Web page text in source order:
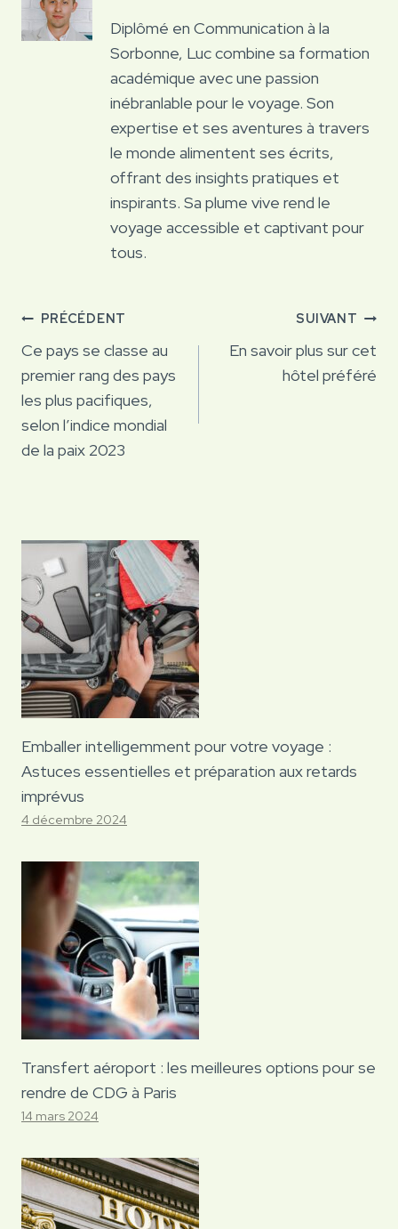
Diplômé en Communication à la
Sorbonne, Luc combine sa formation
académique avec une passion
inébranlable pour le voyage. Son
expertise et ses aventures à travers
le monde alimentent ses écrits,
offrant des insights pratiques et
inspirants. Sa plume vive rend le
voyage accessible et captivant pour
tous.
Navigation
de
l’article
PRÉCÉDENT
Ce pays se classe au
premier rang des pays
les plus pacifiques,
selon l’indice mondial
de la paix 2023
SUIVANT
En savoir plus sur cet
hôtel préféré
Emballer intelligemment pour votre voyage :
Astuces essentielles et préparation aux retards
imprévus
4 décembre 2024
Transfert aéroport : les meilleures options pour se
rendre de CDG à Paris
14 mars 2024